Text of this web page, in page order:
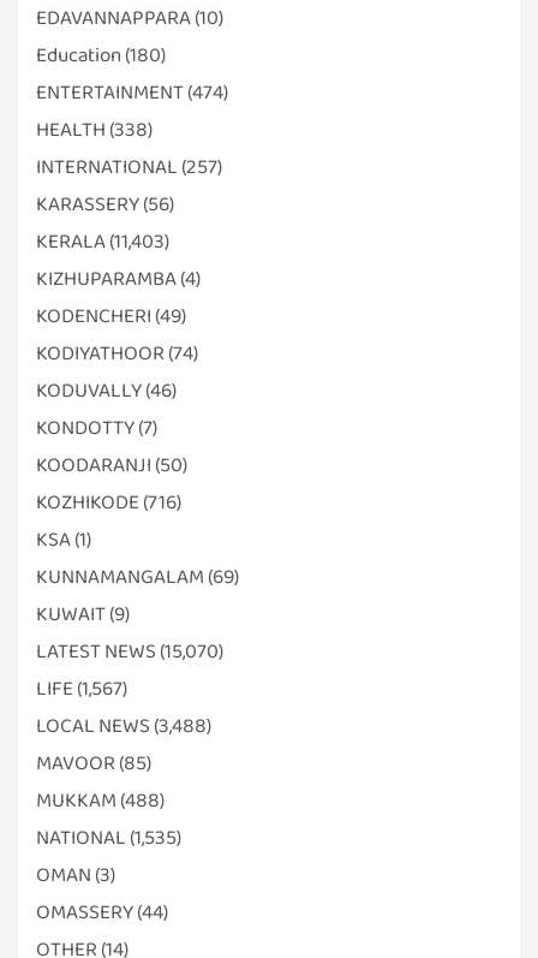
EDAVANNAPPARA(10)
Education (180)
ENTERTAINMENT(474)
HEALTH (338)
INTERNATIONAL (257)
KARASSERY(56)
KERALA(11,403)
KIZHUPARAMBA(4)
KODENCHERI (49)
KODIYATHOOR (74)
KODUVALLY(46)
KONDOTTY(7)
KOODARANJI (50)
KOZHIKODE (716)
KSA(1)
KUNNAMANGALAM (69)
KUWAIT(9)
LATEST NEWS (15,070)
LIFE (1,567)
LOCAL NEWS (3,488)
MAVOOR (85)
MUKKAM (488)
NATIONAL (1,535)
OMAN (3)
OMASSERY(44)
OTHER (14)